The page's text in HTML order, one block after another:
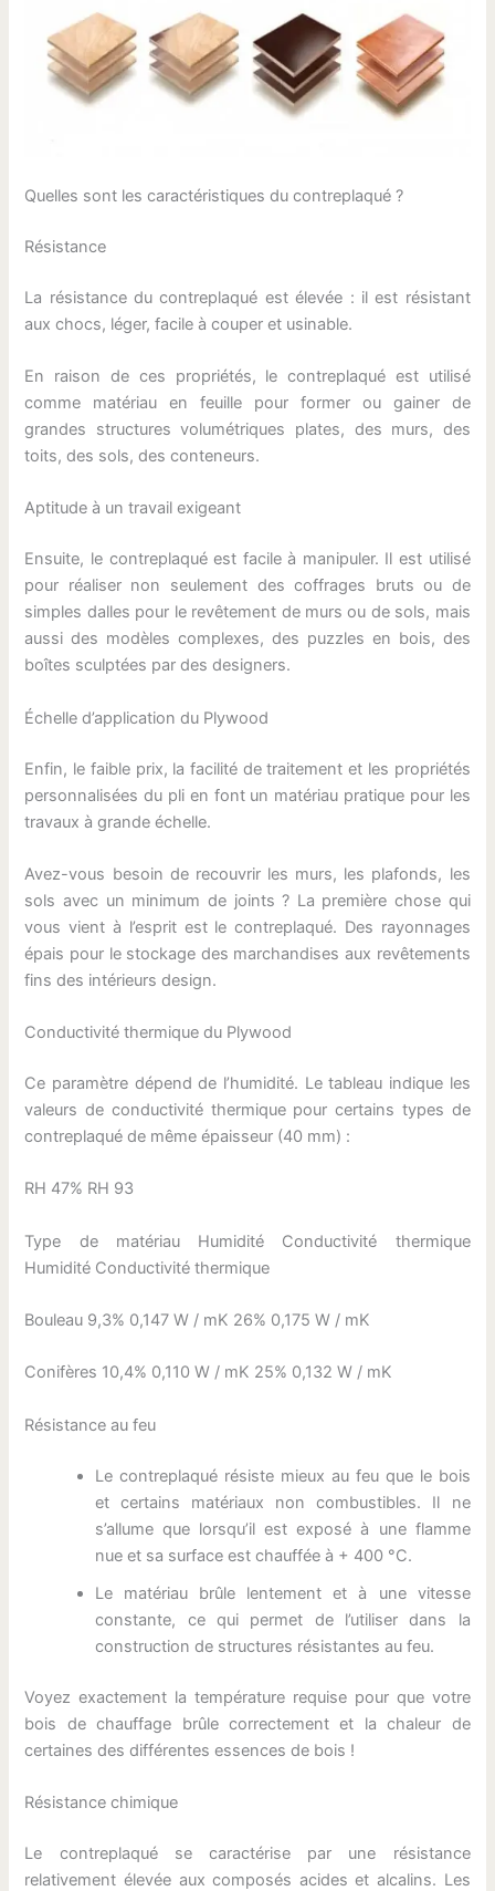
Quelles sont les caractéristiques du contreplaqué ?
Résistance
La résistance du contreplaqué est élevée : il est résistant
aux chocs, léger, facile à couper et usinable.
En raison de ces propriétés, le contreplaqué est utilisé
comme matériau en feuille pour former ou gainer de
grandes structures volumétriques plates, des murs, des
toits, des sols, des conteneurs.
Aptitude à un travail exigeant
Ensuite, le contreplaqué est facile à manipuler. Il est utilisé
pour réaliser non seulement des coffrages bruts ou de
simples dalles pour le revêtement de murs ou de sols, mais
aussi des modèles complexes, des puzzles en bois, des
boîtes sculptées par des designers.
Échelle d’application du Plywood
Enfin, le faible prix, la facilité de traitement et les propriétés
personnalisées du pli en font un matériau pratique pour les
travaux à grande échelle.
Avez-vous besoin de recouvrir les murs, les plafonds, les
sols avec un minimum de joints ? La première chose qui
vous vient à l’esprit est le contreplaqué. Des rayonnages
épais pour le stockage des marchandises aux revêtements
fins des intérieurs design.
Conductivité thermique du Plywood
Ce paramètre dépend de l’humidité. Le tableau indique les
valeurs de conductivité thermique pour certains types de
contreplaqué de même épaisseur (40 mm) :
RH 47% RH 93
Type de matériau Humidité Conductivité thermique
Humidité Conductivité thermique
Bouleau 9,3% 0,147 W / mK 26% 0,175 W / mK
Conifères 10,4% 0,110 W / mK 25% 0,132 W / mK
Résistance au feu
Le contreplaqué résiste mieux au feu que le bois
et certains matériaux non combustibles. Il ne
s’allume que lorsqu’il est exposé à une flamme
nue et sa surface est chauffée à + 400 °C.
Le matériau brûle lentement et à une vitesse
constante, ce qui permet de l’utiliser dans la
construction de structures résistantes au feu.
Voyez exactement la température requise pour que votre
bois de chauffage brûle correctement et la chaleur de
certaines des différentes essences de bois !
Résistance chimique
Le contreplaqué se caractérise par une résistance
relativement élevée aux composés acides et alcalins. Les